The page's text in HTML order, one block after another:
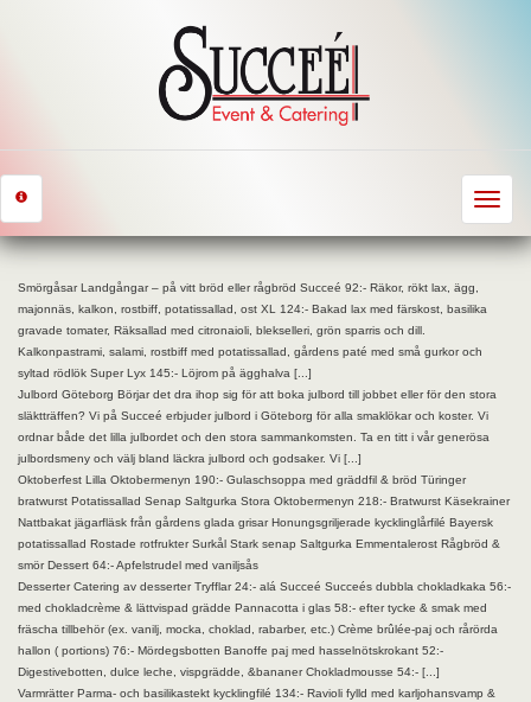
Toggle
Smörgåsar Landgångar – på vitt bröd eller rågbröd Succeé 92:- Räkor, rökt lax, ägg,
majonnäs, kalkon, rostbiff, potatissallad, ost XL 124:- Bakad lax med färskost, basilika
gravade tomater, Räksallad med citronaioli, blekselleri, grön sparris och dill.
Kalkonpastrami, salami, rostbiff med potatissallad, gårdens paté med små gurkor och
syltad rödlök Super Lyx 145:- Löjrom på ägghalva [...]
Julbord Göteborg Börjar det dra ihop sig för att boka julbord till jobbet eller för den stora
släktträffen? Vi på Succeé erbjuder julbord i Göteborg för alla smaklökar och koster. Vi
ordnar både det lilla julbordet och den stora sammankomsten. Ta en titt i vår generösa
julbordsmeny och välj bland läckra julbord och godsaker. Vi [...]
Oktoberfest Lilla Oktobermenyn 190:- Gulaschsoppa med gräddfil & bröd Türinger
bratwurst Potatissallad Senap Saltgurka Stora Oktobermenyn 218:- Bratwurst Käsekrainer
Nattbakat jägarfläsk från gårdens glada grisar Honungsgriljerade kycklinglårfilé Bayersk
potatissallad Rostade rotfrukter Surkål Stark senap Saltgurka Emmentalerost Rågbröd &
smör Dessert 64:- Apfelstrudel med vaniljsås
Desserter Catering av desserter Tryfflar 24:- alá Succeé Succeés dubbla chokladkaka 56:-
med chokladcrème & lättvispad grädde Pannacotta i glas 58:- efter tycke & smak med
fräscha tillbehör (ex. vanilj, mocka, choklad, rabarber, etc.) Crème brûlée-paj och rårörda
hallon ( portions) 76:- Mördegsbotten Banoffe paj med hasselnötskrokant 52:-
Digestivebotten, dulce leche, vispgrädde, &bananer Chokladmousse 54:- [...]
Varmrätter Parma- och basilikastekt kycklingfilé 134:- Ravioli fylld med karljohansvamp &